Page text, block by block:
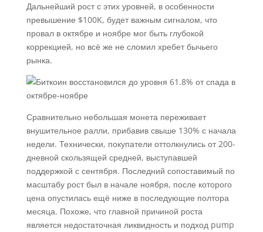
Дальнейший рост с этих уровней, в особенности
превышение $100K, будет важным сигналом, что
провал в октябре и ноябре мог быть глубокой
коррекцией, но всё же не сломил хребет бычьего
рынка.
Сравнительно небольшая монета переживает
внушительное ралли, прибавив свыше 130% с начала
недели. Технически, покупатели оттолкнулись от 200-
дневной скользящей средней, выступавшей
поддержкой с сентября. Последний сопоставимый по
масштабу рост был в начале ноября, после которого
цена опустилась ещё ниже в последующие полтора
месяца. Похоже, что главной причиной роста
является недостаточная ликвидность и подход pump